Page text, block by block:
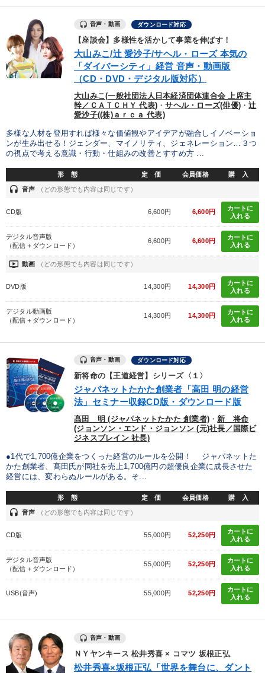
音声・動画 ダウンロード対応
【座談会】多様性を活かして事業を伸ばす！
大山みこ/辻 愛沙子/サヘル・ローズ 本気の
「ダイバーシティ」経営 音声・動画版
（CD・DVD・デジタル版対応）
大山みこ(一般社団法人日本経済団体連合会 上席主
幹／ＣＡＴＣＨＹ 代表) ・サヘル・ローズ(俳優) ・辻
愛沙子((株)ａｒｃａ 代表)
多様な人材を登用すれば様々な価値観やアイデアが融合しイノベーショ
ンが生み出せる！ジェンダー、マイノリティ、ジェネレーション…３つ
の視点で考える意識・行動・仕組みの改善とすすめ方 ...
形 態 定 価 会員価格 購 入
headset 音声 （どの形態でも内容は同じです）
CD版 6,600円 6,600円
カートに
入れる
デジタル音声版
（配信＋ダウンロード）
6,600円 6,600円
カートに
入れる
ondemand_video 動画 （どの形態でも内容は同じです）
DVD版 14,300円 14,300円
カートに
入れる
デジタル動画版
（配信＋ダウンロード）
14,300円 14,300円
カートに
入れる
音声・動画 ダウンロード対応
新将命の【王道経営】シリーズ〈１〉
ジャパネットたかた創業者「高田 明の経営
法」セミナー収録CD版・ダウンロード版
髙田 明 (ジャパネットたかた 創業者) ・新 将命
(ジョンソン・エンド・ジョンソン (元)社長／国際ビ
ジネスブレイン 社長)
●1代で1,700億企業をつくった経営のルールを公開！ ジャパネットた
かた創業者、髙田氏が同社を売上1,700億円の超優良企業に成長させた
経営には、変わらぬルールがある。そ...
形 態 定 価 会員価格 購 入
headset 音声 （どの形態でも内容は同じです）
CD版 55,000円 52,250円
カートに
入れる
デジタル音声版
（配信＋ダウンロード）
55,000円 52,250円
カートに
入れる
USB(音声) 55,000円 52,250円
カートに
入れる
音声・動画
ＮＹヤンキース 松井秀喜 × コマツ 坂根正弘
松井秀喜×坂根正弘「世界を舞台に、ダント